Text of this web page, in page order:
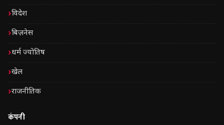
विदेश
बिज़नेस
धर्म ज्योतिष
खेल
राजनीतिक
कंपनी